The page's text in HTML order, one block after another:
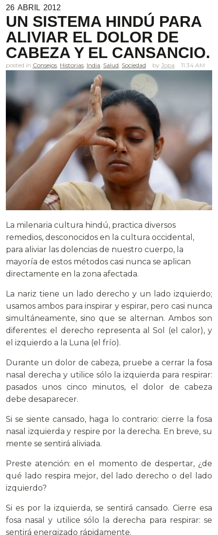
26 ABRIL 2012
UN SISTEMA HINDÚ PARA
ALIVIAR EL DOLOR DE
CABEZA Y EL CANSANCIO.
posted in Consejos, Historias, India, Salud, Sociedad Jopa 11.34 AM
La milenaria cultura hindú, practica diversos
remedios, desconocidos en la cultura occidental,
para aliviar las dolencias de nuestro cuerpo, la
mayoría de estos métodos casi nunca se aplican
directamente en la zona afectada.
La nariz tiene un lado derecho y un lado izquierdo;
usamos ambos para inspirar y espirar, pero casi nunca
simultáneamente, sino que se alternan. Ambos son
diferentes: el derecho representa al Sol (el calor), y
el izquierdo a la Luna (el frío).
Durante un dolor de cabeza, pruebe a cerrar la fosa
nasal derecha y utilice sólo la izquierda para respirar:
pasados unos cinco minutos, el dolor de cabeza
debe desaparecer.
Si se siente cansado, haga lo contrario: cierre la fosa
nasal izquierda y respire por la derecha. En breve, su
mente se sentirá aliviada.
Preste atención: en el momento de despertar, ¿de
qué lado respira mejor, del lado derecho o del lado
izquierdo?
Si es por la izquierda, se sentirá cansado. Cierre esa
fosa nasal y utilice sólo la derecha para respirar: se
sentirá energizado rápidamente.